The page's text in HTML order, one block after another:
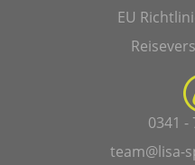
EU
0341 -
team@lisa-